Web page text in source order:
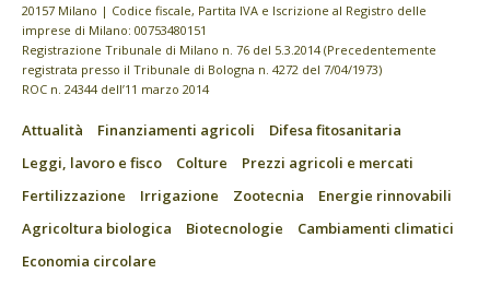
20157 Milano | Codice fiscale, Partita IVA e Iscrizione al Registro delle
imprese di Milano: 00753480151
Registrazione Tribunale di Milano n. 76 del 5.3.2014 (Precedentemente
registrata presso il Tribunale di Bologna n. 4272 del 7/04/1973)
ROC n. 24344 dell’11 marzo 2014
Attualità Finanziamenti agricoli
Difesa fitosanitaria
Leggi, lavoro e fisco
Colture
Prezzi agricoli e mercati
Fertilizzazione
Irrigazione Zootecnia
Energie rinnovabili
Agricoltura biologica
Biotecnologie
Cambiamenti climatici
Economia circolare